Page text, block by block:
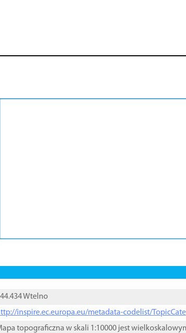
Wtelno
inspire.ec.europa.eu/metadata-codelist/
topograficzna w skali 1:10000 jest